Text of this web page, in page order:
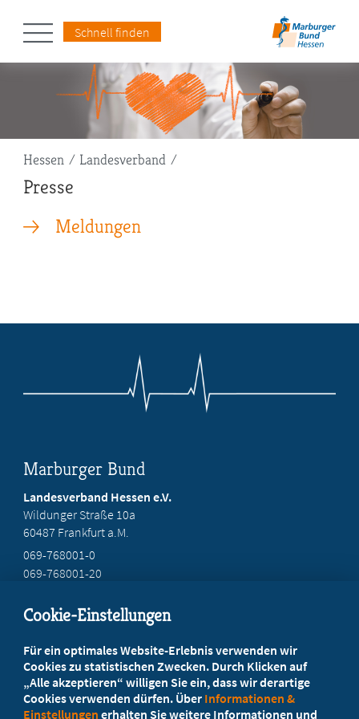
Schnell finden
Pfadnavigation
Hessen Landesverband
Presse
Meldungen
Marburger Bund
Landesverband Hessen e.V.
Wildunger Straße 10a
60487 Frankfurt a.M.
069-768001-0
069-768001-20
Ihr Landesverband berät Sie!
Ansprechpartner
Cookie-Einstellungen
Für ein optimales Website-Erlebnis verwenden wir
Cookies zu statistischen Zwecken. Durch Klicken auf
„Alle akzeptieren“ willigen Sie ein, dass wir derartige
Cookies verwenden dürfen. Über Informationen &
Einstellungen erhalten Sie weitere Informationen und